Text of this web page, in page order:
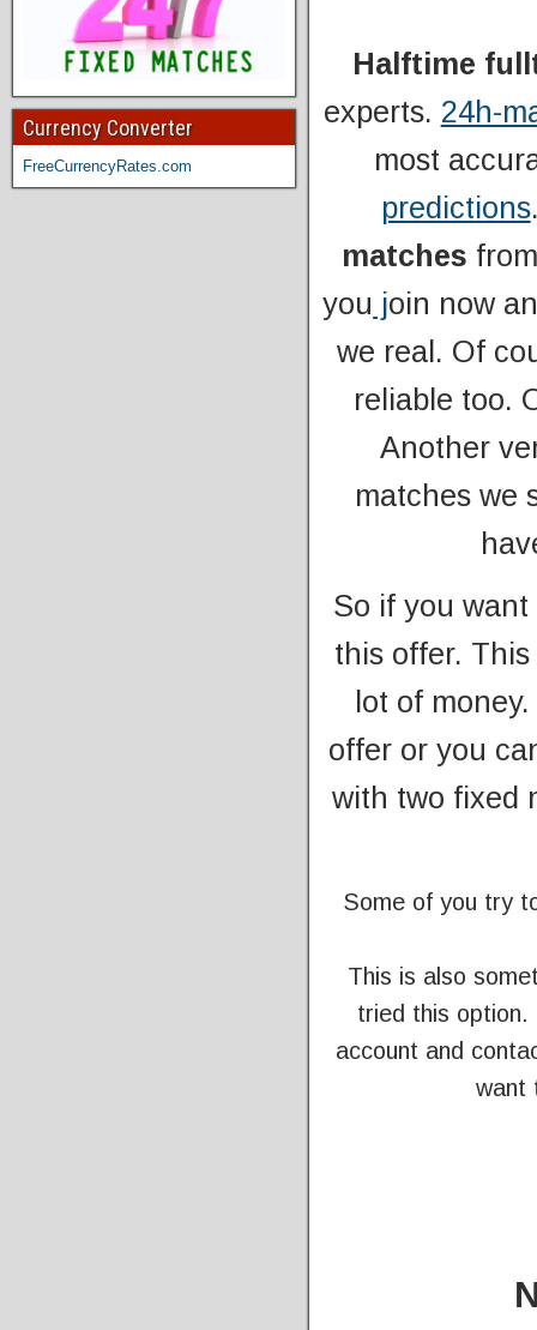
Halftime
experts. 24h-
most
predictions
matches
you join now
we real. Of
reliable too.
Another
matches we
So if you
this offer.
lot of
offer or you
with two fixed
Some of you try
This is also
tried this option.
account and
want
Currency Converter
FreeCurrencyRates.com